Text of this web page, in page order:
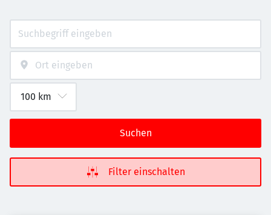
Suchen
Filter einschalten